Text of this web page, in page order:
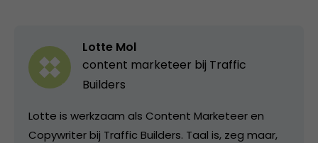
Lotte Mol
content marketeer bij Traffic
Builders
Lotte is werkzaam als Content Marketeer en
Copywriter bij Traffic Builders. Taal is, zeg maar,